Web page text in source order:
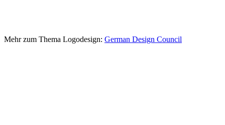
Mehr zum Thema Logodesign: German Design Council